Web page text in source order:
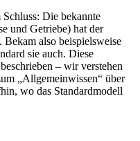
Die bekannte
und Getriebe) hat der
Bekam also beispielsweise
sie auch. Diese
– wir verstehen
„Allgemeinwissen“ über
wo das Standardmodell